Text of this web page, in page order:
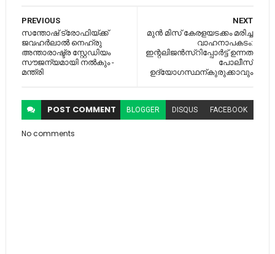
NEXT
മുൻ മിസ് കേരളയടക്കം മരിച്ച
വാഹനാപകടം:
ഇന്റലിജൻസ്റിപ്പോർട്ട് ഉന്നത
പോലീസ്
ഉദ്യോഗസ്ഥന്കുരുക്കാവും
PREVIOUS
സന്തോഷ് ട്രോഫിയ്ക്ക്
ജവഹർലാൽ നെഹ്രു
അന്താരാഷ്ട്ര സ്റ്റേഡിയം
സൗജന്യമായി നല്‍കും -
മന്ത്രി
POST COMMENT BLOGGER DISQUS FACEBOOK
No comments